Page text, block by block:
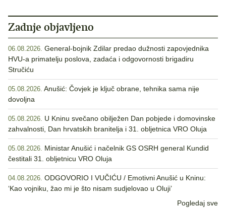
Zadnje objavljeno
06.08.2026. General-bojnik Zdilar predao dužnosti zapovjednika
HVU-a primatelju poslova, zadaća i odgovornosti brigadiru
Stručiću
05.08.2026. Anušić: Čovjek je ključ obrane, tehnika sama nije
dovoljna
05.08.2026. U Kninu svečano obilježen Dan pobjede i domovinske
zahvalnosti, Dan hrvatskih branitelja i 31. obljetnica VRO Oluja
05.08.2026. Ministar Anušić i načelnik GS OSRH general Kundid
čestitali 31. obljetnicu VRO Oluja
04.08.2026. ODGOVORIO I VUČIĆU / Emotivni Anušić u Kninu:
‘Kao vojniku, žao mi je što nisam sudjelovao u Oluji’
Pogledaj sve